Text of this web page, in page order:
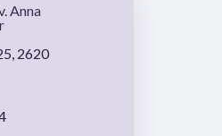
Anna
2620